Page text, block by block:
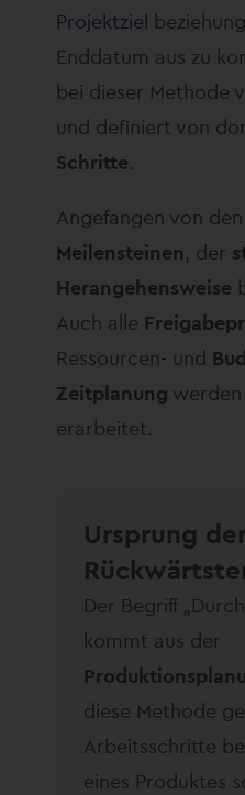
Projektziel
Enddatum aus zu
bei dieser Methode
und definiert von
Schritte.
Angefangen von den
Meilensteinen, der
Herangehensweise
Auch alle
Ressourcen- und
Zeitplanung
erarbeitet.
Ursprung
Der Begriff
kommt aus der
diese Methode
Arbeitsschritte
eines Produktes